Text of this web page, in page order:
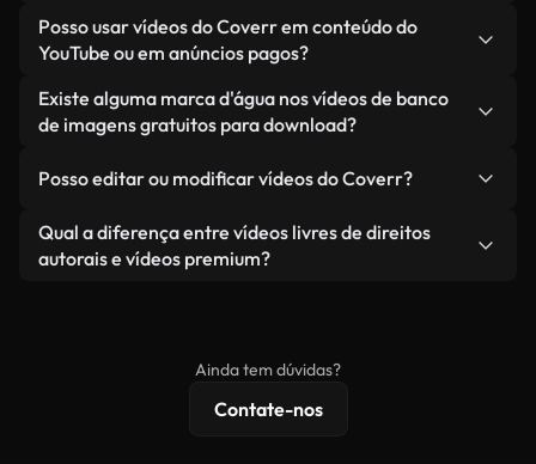
como LCP.
"pavimentação ao pôr do sol" — e o Studio gerará
um vídeo personalizado para você em segundos,
alinhado com nossos padrões de licenciamento.
Não é necessário dar crédito. Todos os vídeos em
nossa biblioteca são livres de direitos autorais e
embora isso seja sempre bem-vindo.
Posso usar vídeos do Coverr em conteúdo do
YouTube ou em anúncios pagos?
Sim. Todas as imagens de arquivo da Coverr
podem ser usadas em vídeos monetizados do
de clientes — desde que você não esteja
como um produto independente.
Existe alguma marca d'água nos vídeos de banco
de imagens gratuitos para download?
reais ou gerados por IA — inclui marcas d'água.
Você recebe imagens limpas e prontas para usar.
Posso editar ou modificar vídeos do Coverr?
Sim. Você pode cortar, recortar ou remixar nossos
vídeos livremente. Apenas certifique-se de que o
Qual a diferença entre vídeos livres de direitos
autorais e vídeos premium?
licenciamento estendidas.
Ainda tem dúvidas?
Contate-nos